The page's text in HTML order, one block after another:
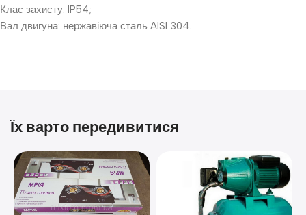
Клас захисту: IP54;
Вал двигуна: нержавіюча сталь AISI 304.
Їх варто передивитися